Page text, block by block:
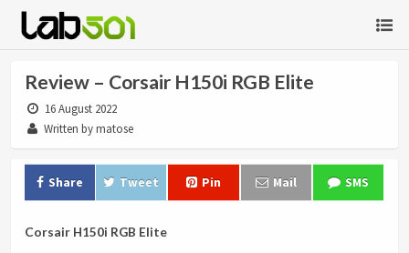
Review – Corsair H150i RGB Elite
16 August 2022
Written by matose
Share Tweet Pin Mail SMS
Corsair H150i RGB Elite